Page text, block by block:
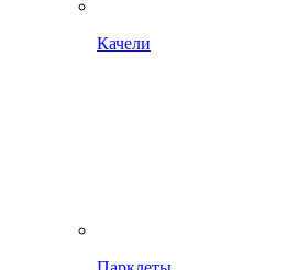
Качели